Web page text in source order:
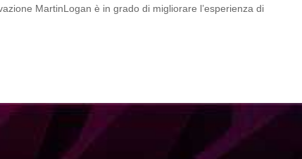
MartinLogan è in grado di migliorare l’esperienza di